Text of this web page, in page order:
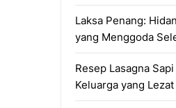
Laksa Penang:
yang Menggoda
Resep Lasagna
Keluarga yang